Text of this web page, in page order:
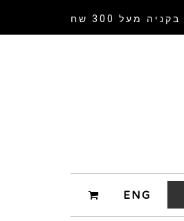
בקניה מעל 300 שח
ENG